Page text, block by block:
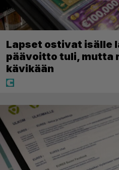
Lapset ostivat isälle
päävoitto tuli, mutta
kävikään